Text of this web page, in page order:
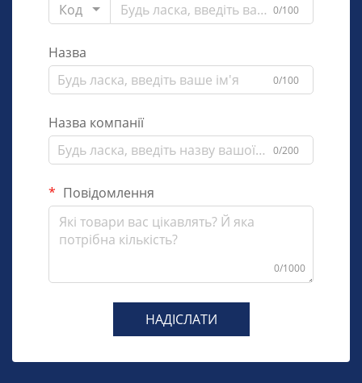
Код
0/100
Назва
0/100
Назва компанії
0/200
Повідомлення
0/1000
НАДІСЛАТИ